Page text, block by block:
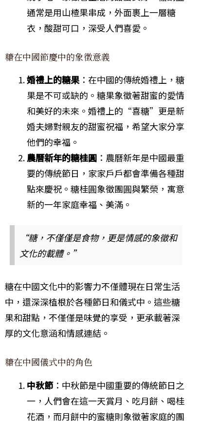
通常是用山楂果串成，外面裹上一層糖
衣，酸甜可口，深受人們喜愛。
糖在中國節慶中的象徵意義
婚禮上的糖果 ：在中國的傳統婚禮上，糖
果是不可或缺的。糖果象徵著甜蜜的愛情
和美好的未來。婚禮上的“喜糖”更是新
婚夫婦對親友的甜蜜祝福，希望大家分享
他們的幸福。
農曆新年的糖桂圓 ：農曆新年是中國最重
要的傳統節日，家家戶戶都會準備各種甜
點來慶祝。糖桂圓象徵團圓與繁榮，寓意
新的一年家庭幸福、美滿。
“糖，不僅僅是食物，更是情感的象徵和
文化的載體。”
糖在中國文化中的影響力不僅體現在日常生活
中，還深深植根於各種節日和儀式中。這些糖
果和甜點，不僅僅是味覺的享受，更承載著深
厚的文化意涵和情感連結。
糖在中國儀式中的角色
中秋節：中秋節是中國重要的傳統節日之
一，人們會在這一天賞月、吃月餅、喝桂
花酒，而月餅中的蜜糖則象徵著家庭的團